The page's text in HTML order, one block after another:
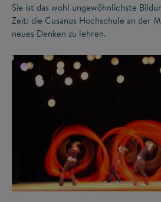
Sie ist das wohl ungewöhnlichste
Zeit: die Cusanus Hochschule an der
neues Denken zu lehren.